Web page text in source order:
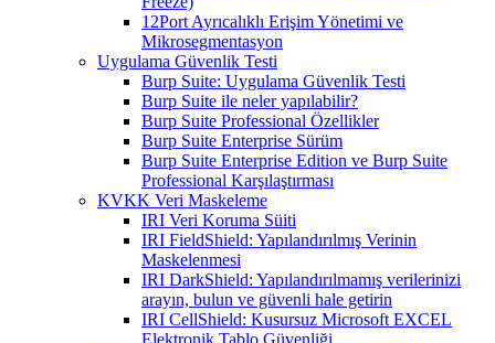
12Port Ayrıcalıklı Erişim Yönetimi ve
Mikrosegmentasyon
Uygulama Güvenlik Testi
Burp Suite: Uygulama Güvenlik Testi
Burp Suite ile neler yapılabilir?
Burp Suite Professional Özellikler
Burp Suite Enterprise Sürüm
Burp Suite Enterprise Edition ve Burp Suite
Professional Karşılaştırması
KVKK Veri Maskeleme
IRI Veri Koruma Süiti
IRI FieldShield: Yapılandırılmış Verinin
Maskelenmesi
IRI DarkShield: Yapılandırılmamış verilerinizi
arayın, bulun ve güvenli hale getirin
IRI CellShield: Kusursuz Microsoft EXCEL
Elektronik Tablo Güvenliği